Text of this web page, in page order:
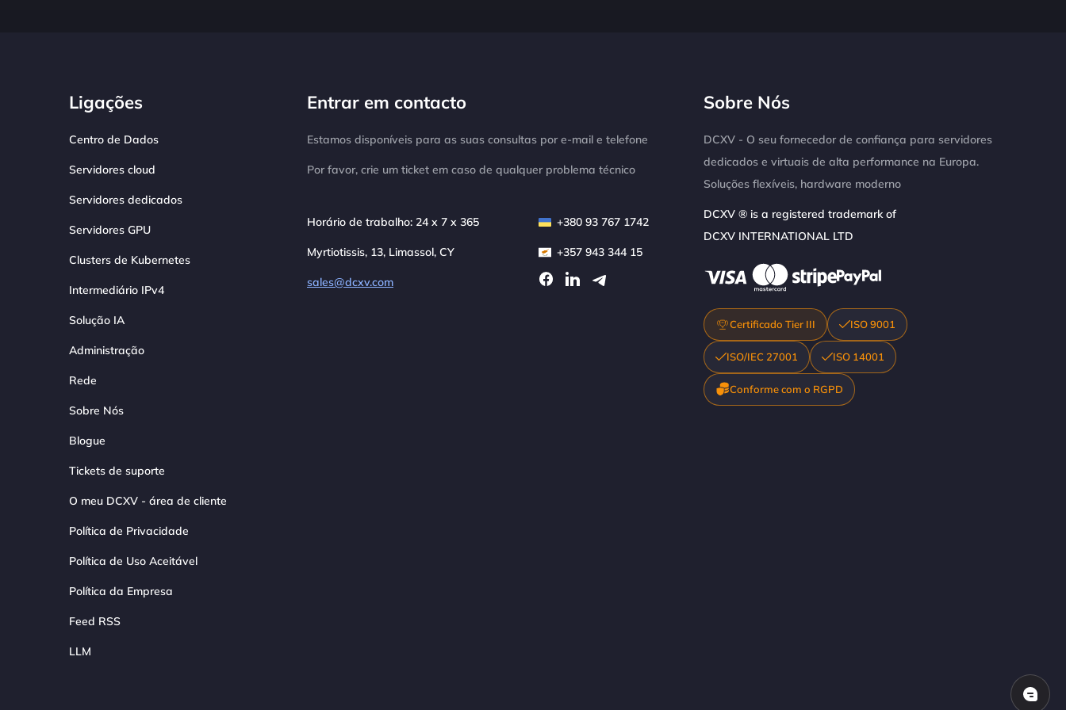
Ligações
Centro de Dados
Servidores cloud
Servidores dedicados
Servidores GPU
Clusters de Kubernetes
Intermediário IPv4
Solução IA
Administração
Rede
Sobre Nós
Blogue
Tickets de suporte
O meu DCXV - área de cliente
Política de Privacidade
Política de Uso Aceitável
Política da Empresa
Feed RSS
LLM
Entrar em contacto
Estamos disponíveis para as suas consultas por e-mail e telefone
Por favor, crie um ticket em caso de qualquer problema técnico
Horário de trabalho: 24 x 7 x 365
Myrtiotissis, 13, Limassol, CY
sales@dcxv.com
+380 93 767 1742
+357 943 344 15
Sobre Nós
DCXV - O seu fornecedor de confiança para servidores
dedicados e virtuais de alta performance na Europa.
Soluções flexíveis, hardware moderno
DCXV ® is a registered trademark of
DCXV INTERNATIONAL LTD
Certificado Tier III ISO 9001
ISO/IEC 27001 ISO 14001
Conforme com o RGPD